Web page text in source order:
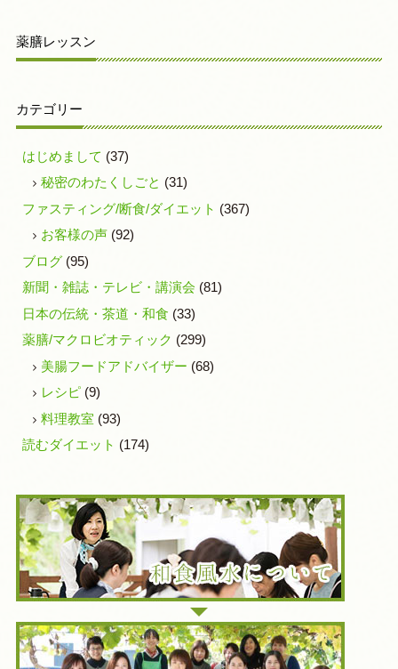
薬膳レッスン
カテゴリー
はじめまして (37)
秘密のわたくしごと (31)
ファスティング/断食/ダイエット (367)
お客様の声 (92)
ブログ (95)
新聞・雑誌・テレビ・講演会 (81)
日本の伝統・茶道・和食 (33)
薬膳/マクロビオティック (299)
美腸フードアドバイザー (68)
レシピ (9)
料理教室 (93)
読むダイエット (174)